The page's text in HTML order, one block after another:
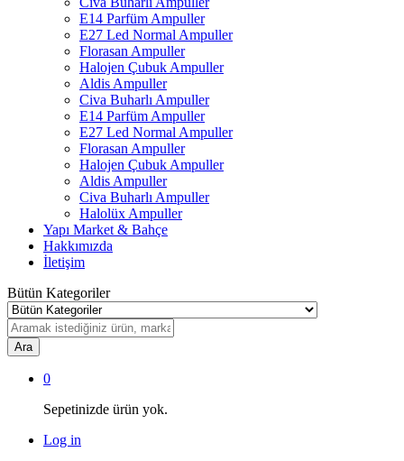
E14 Parfüm Ampuller
E27 Led Normal Ampuller
Florasan Ampuller
Halojen Çubuk Ampuller
Aldis Ampuller
Civa Buharlı Ampuller
E14 Parfüm Ampuller
E27 Led Normal Ampuller
Florasan Ampuller
Halojen Çubuk Ampuller
Aldis Ampuller
Civa Buharlı Ampuller
Halolüx Ampuller
Yapı Market & Bahçe
Hakkımızda
İletişim
Bütün Kategoriler
Ara
0
Sepetinizde ürün yok.
Log in